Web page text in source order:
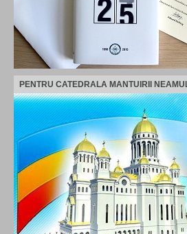
PENTRU CATEDRALA MANTUIRII